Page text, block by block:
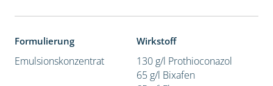
Formulierung
Emulsionskonzentrat
Wirkstoff
130 g/l Prothioconazol
65 g/l Bixafen